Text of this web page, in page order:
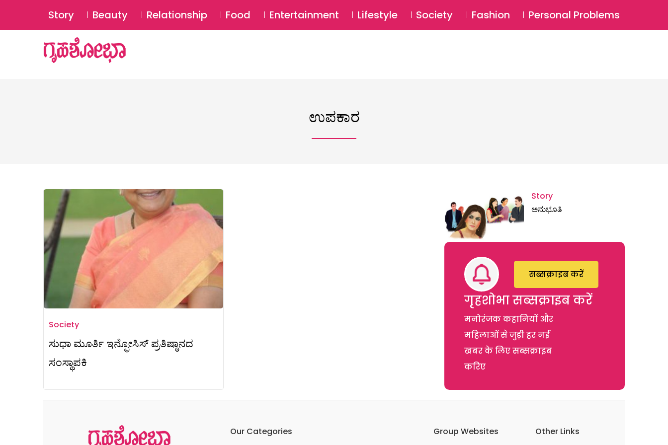
SUBSCRIBE Login ⚲
Story Beauty Relationship Food Entertainment Lifestyle Society Fashion Personal Problems
ಉಪಕಾರ
Society
ಸುಧಾ ಮೂರ್ತಿ ಇನ್ಫೋಸಿಸ್ ಪ್ರತಿಷ್ಠಾನದ
ಸಂಸ್ಥಾಪಕಿ
Story
ಅನುಭೂತಿ
गृहशोभा सब्सक्राइब करें
मनोरंजक कहानियों और
महिलाओं से जुड़ी हर नई
खबर के लिए सब्सक्राइब
करिए
सब्सक्राइब करें
Our Categories Group Websites Other Links